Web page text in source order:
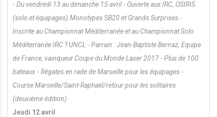
- Du vendredi 13 au dimanche 15 avril- Ouverte aux IRC, OSIRIS
(solo et équipages) Monotypes SB20 et Grands Surprises -
Inscrite au Championnat Méditerranée et au Championnat Solo
Méditerranée IRC ? UNCL - Parrain : Jean-Baptiste Bernaz, Equipe
de France, vainqueur Coupe du Monde Laser 2017 - Plus de 100
bateaux - Régates en rade de Marseille pour les équipages -
Course Marseille/Saint-Raphaël/retour pour les solitaires
(deuxième édition)
Jeudi 12 avril